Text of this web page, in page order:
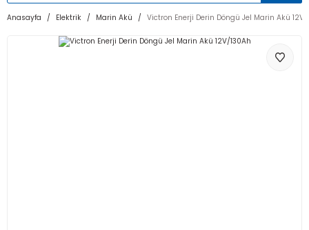
Anasayfa Elektrik Marin Akü Victron Enerji Derin Döngü Jel Marin Akü 12V/